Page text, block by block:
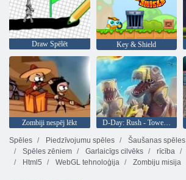
Draw Spēlēt Key & Shield
Zombiji nespēj lēkt D-Day: Rush - Tower Defense
Spēles
Piedzīvojumu spēles Šaušanas spēles
Spēles zēniem
Garlaicīgs cilvēks rīcība
Html5
WebGL tehnoloģija Zombiju misija